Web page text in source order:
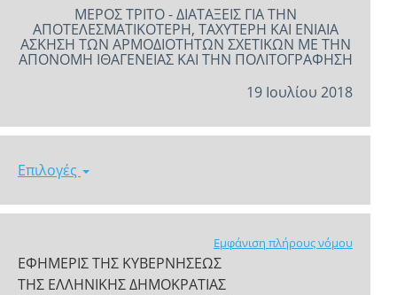
ΜΕΡΟΣ ΤΡΙΤΟ - ΔΙΑΤΑΞΕΙΣ ΓΙΑ ΤΗΝ
ΑΠΟΤΕΛΕΣΜΑΤΙΚΟΤΕΡΗ, ΤΑΧΥΤΕΡΗ ΚΑΙ ΕΝΙΑΙΑ
ΑΣΚΗΣΗ ΤΩΝ ΑΡΜΟΔΙΟΤΗΤΩΝ ΣΧΕΤΙΚΩΝ ΜΕ ΤΗΝ
ΑΠΟΝΟΜΗ ΙΘΑΓΕΝΕΙΑΣ ΚΑΙ ΤΗΝ ΠΟΛΙΤΟΓΡΑΦΗΣΗ
19 Ιουλίου 2018
Επιλογές
Εμφάνιση πλήρους νόμου
ΕΦΗΜΕΡΙΣ ΤΗΣ ΚΥΒΕΡΝΗΣΕΩΣ
ΤΗΣ ΕΛΛΗΝΙΚΗΣ ΔΗΜΟΚΡΑΤΙΑΣ